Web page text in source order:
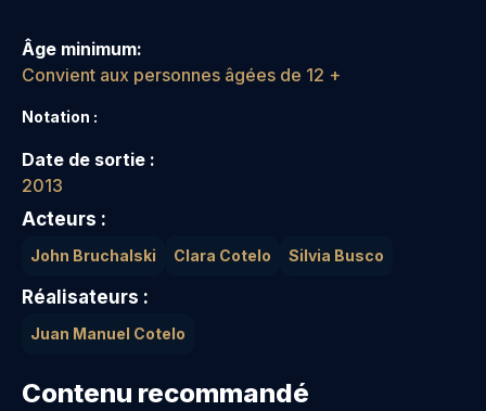
Âge minimum:
Convient aux personnes âgées de 12 +
Notation :
Date de sortie :
2013
Acteurs :
John Bruchalski Clara Cotelo Silvia Busco
Réalisateurs :
Juan Manuel Cotelo
Contenu recommandé